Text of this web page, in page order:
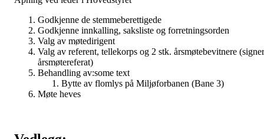
Godkjenne de stemmeberettigede
Godkjenne innkalling, saksliste og forretningsorden
Valg av møtedirigent
Valg av referent, tellekorps og 2 stk. årsmøtebevitnere
årsmøtereferat)
Behandling av:some text
Bytte av flomlys på Miljøforbanen (Bane 3)
Møte heves